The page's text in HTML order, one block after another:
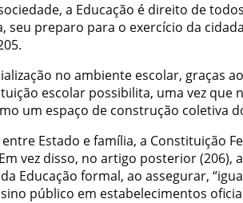
a Educação é direito de
seu preparo para o exercício da
no ambiente escolar, graças
escolar possibilita, uma vez que
um espaço de construção coletiva
Estado e família, a Constituição
vez disso, no artigo posterior (206),
Educação formal, ao assegurar,
público em estabelecimentos